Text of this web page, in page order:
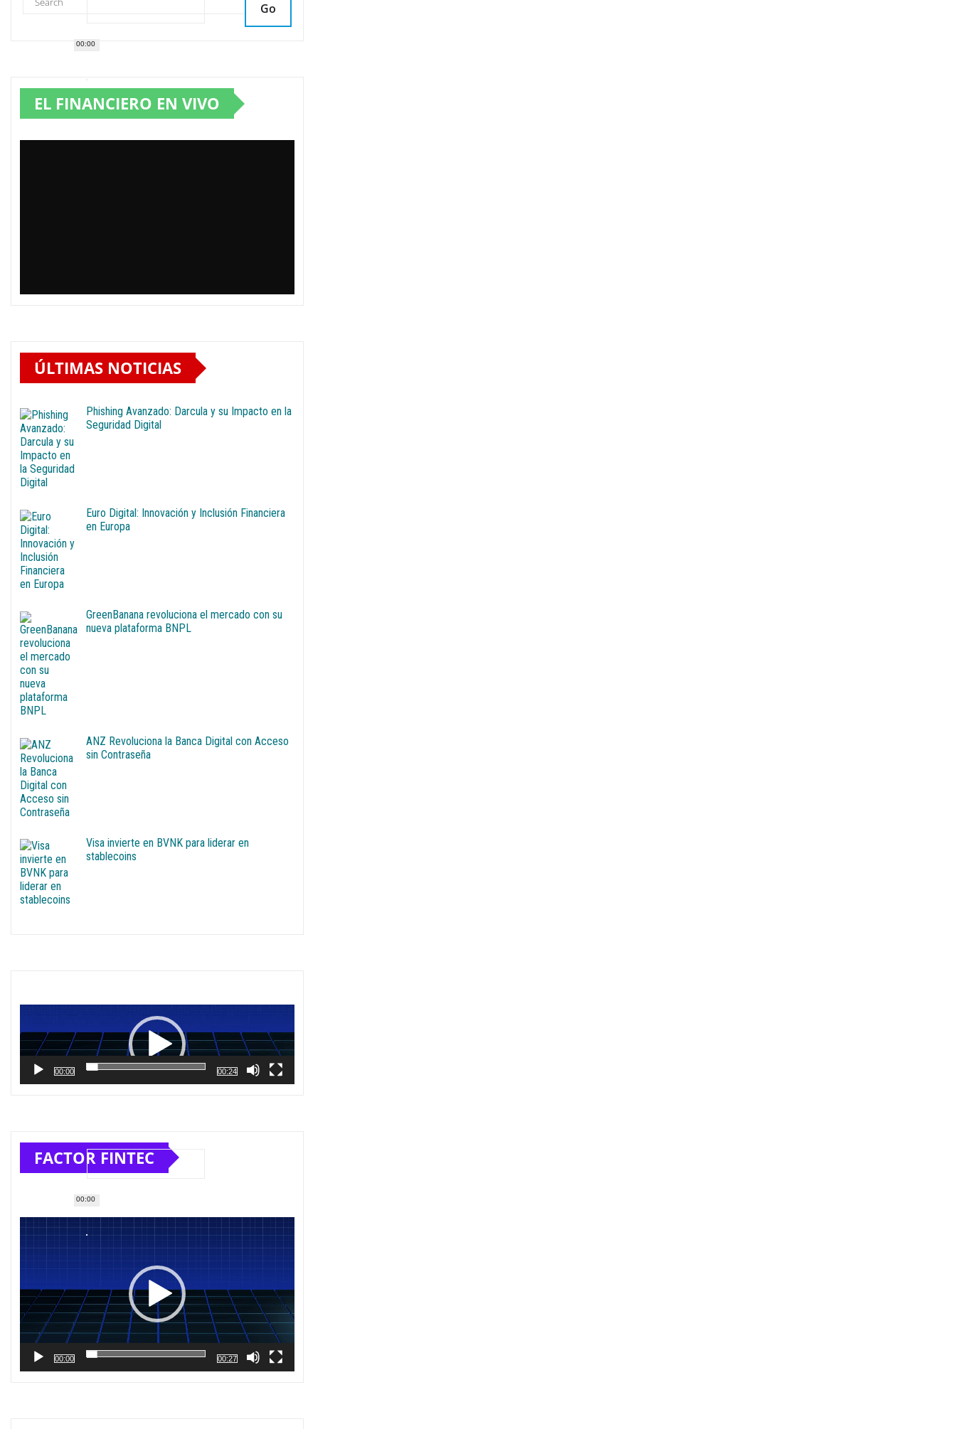
00:00
Go
EL FINANCIERO EN VIVO
ÚLTIMAS NOTICIAS
Phishing Avanzado: Darcula y su Impacto en la
Seguridad Digital
Euro Digital: Innovación y Inclusión Financiera
en Europa
GreenBanana revoluciona el mercado con su
nueva plataforma BNPL
ANZ Revoluciona la Banca Digital con Acceso
sin Contraseña
Visa invierte en BVNK para liderar en
stablecoins
vídeo
00:00
00:00
00:24
FACTOR FINTEC
Reproductor
de
00:00 00:27